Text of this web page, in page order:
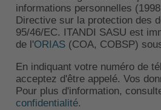
informations personnelles
Directive sur la protection des
95/46/EC. ITANDI SASU est
de l'ORIAS(COA, COBSP)
En indiquant votre numéro de
acceptez d'être appelé. Vos
Pour plus d'information,
confidentialité.